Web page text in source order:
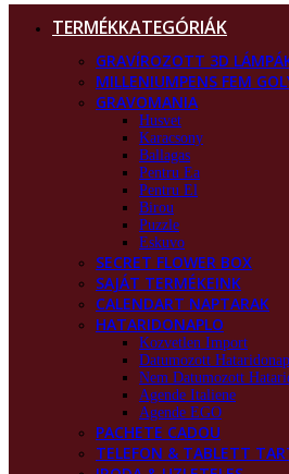
TERMÉKKATEGÓRIÁK
GRAVÍROZOTT 3D
MILLENIUMPENS FEM
GRAVOMANIA
Husvet
Karacsony
Ballagas
Pentru Ea
Pentru El
Birou
Puzzle
Eskuvo
SECRET FLOWER BOX
SAJÁT TERMÉKEINK
CALENDART NAPTARAK
HATARIDONAPLO
Kozvetlen Import
Datumozott
Nem Datumozott
Agende Italiene
Agende EGO
PACHETE CADOU
TELEFON & TABLETT